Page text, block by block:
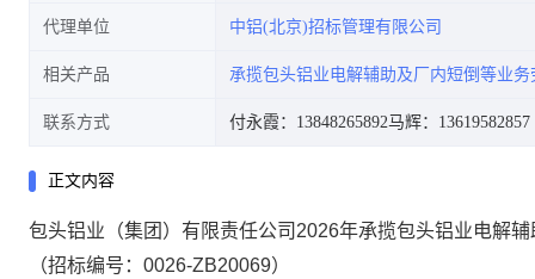
代理单位 中铝(北京)招标管理有限公司
相关产品 承揽包头铝业电解辅助及厂内短倒等业务
联系方式 付永霞：13848265892马辉：13619582857
正文内容
包头铝业（集团）有限责任公司2026年承揽包头铝业电解
（招标编号：0026-ZB20069）